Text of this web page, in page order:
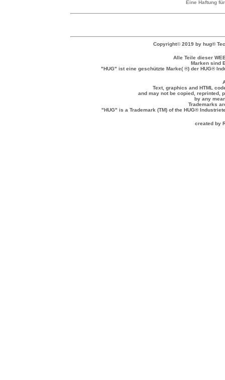
Eine Haftung
Copyright©2019 by hug®
Alle Teile dieser
Marken sind
"HUG" ist eine geschützte Marke( ®) der HUG®
Text, graphics and HTML
and may not be copied, reprinted,
by any
Trademarks
"HUG" is a Trademark (TM) of the HUG®
created by